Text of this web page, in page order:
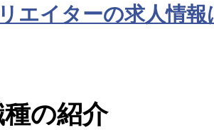
エイターの求人情報
の紹介